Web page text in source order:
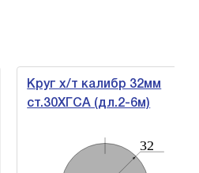
Круг х/т калибр 32мм
ст.30ХГСА (дл.2-6м)